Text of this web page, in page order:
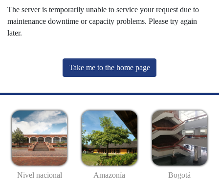
The server is temporarily unable to service your request due to
maintenance downtime or capacity problems. Please try again
later.
Take me to the home page
Nivel nacional Amazonía Bogotá